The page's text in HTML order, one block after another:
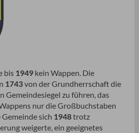
bis 1949 kein Wappen. Die
1743von der Grundherrschaft die
Gemeindesiegel zu führen, das
nur die Großbuchstaben
sich 1948trotz
weigerte, ein geeignetes